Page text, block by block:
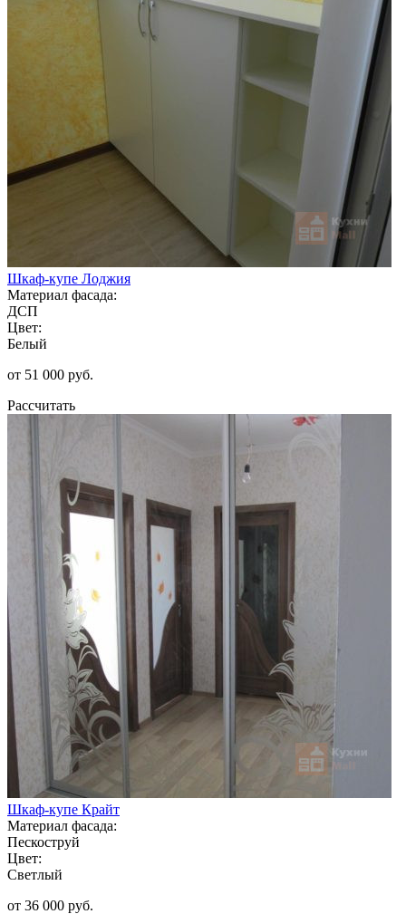
Шкаф-купе Лоджия
Материал фасада:
ДСП
Цвет:
Белый
от 51 000 руб.
Рассчитать
Шкаф-купе Крайт
Материал фасада:
Пескоструй
Цвет:
Светлый
от 36 000 руб.